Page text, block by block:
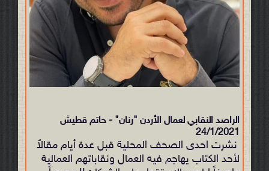
الراصد النقابي لعمال الأردن "رنان" - حاتم قطيش
24/1/2021
نشرت احدى الصحف المحلية قبل عدة أيام مقالاً
لأحد الكتاب يهاجم فيه العمال ونقاباتهم العمالية